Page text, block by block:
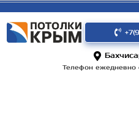
Телефон ежедневно